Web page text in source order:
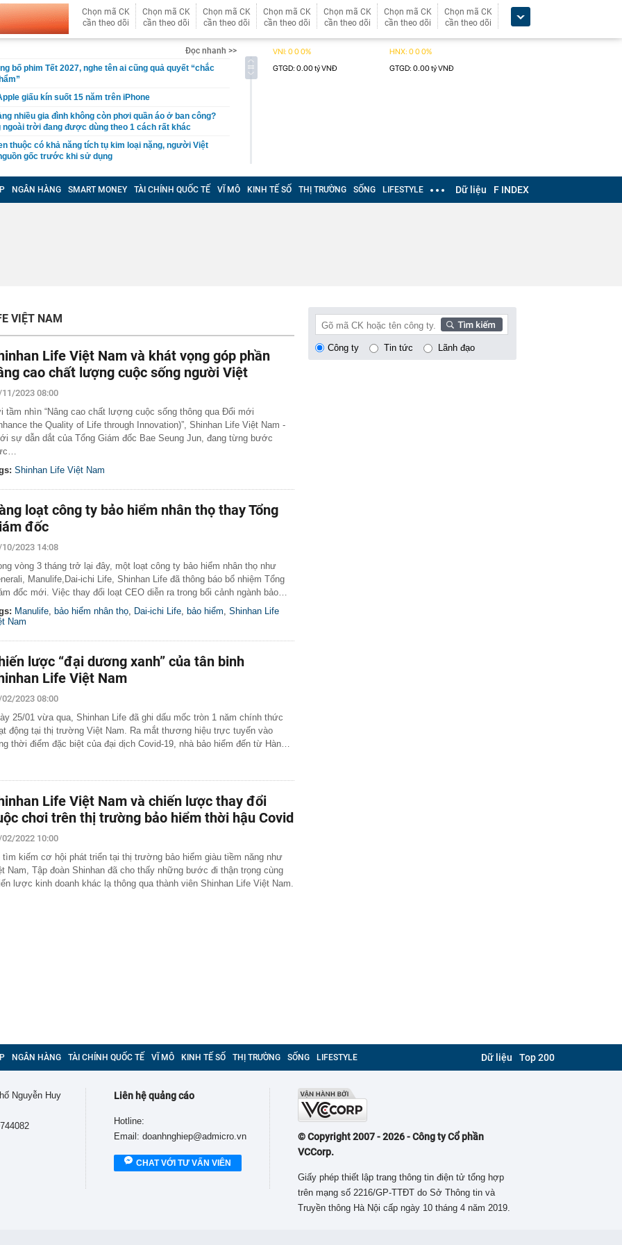
Chọn mã CK
cần theo dõi
Chọn mã CK
cần theo dõi
Chọn mã CK
cần theo dõi
Chọn mã CK
cần theo dõi
Chọn mã CK
cần theo dõi
Chọn mã CK
cần theo dõi
Chọn mã CK
cần theo dõi
Đọc nhanh >>
bố phim Tết 2027, nghe tên ai cũng quả quyết “chắc
giấu kín suốt 15 năm trên iPhone
nhiều gia đình không còn phơi quần áo ở ban công?
ngoài trời đang được dùng theo 1 cách rất khác
thuộc có khả năng tích tụ kim loại nặng, người Việt
gốc trước khi sử dụng
Lịch đi học trở lại của học sinh 34 tỉnh, thành phố sau kỳ
hầu như món nào cũng có hành lá?
"dính" gần 100 lần phạt nguội do chạy quá tốc độ quy
7/2026 vi phạm 21 lần
bực bội vì lộ tin về kho đạn dược Mỹ
Không khí tập thể dục sáng ở Việt Nam 'có tính gây
đợt nắng nóng mới, chấm dứt mưa dông
mà nấu dễ từ "vua của các loại rau", giàu axit folic gấp
nữ ăn đều sẽ tốt cho dạ dày và sống thọ
đen nhẻm chụp ảnh cùng Quế Ngọc Hải: Giờ thành
hô tên là cả nước mong có bàn thắng
kg vàng trị giá gần 311 tỷ đồng ngay trên một chiếc
Quốc
nổi tiếng sau một đêm
định giá đất, bất động sản có hạ nhiệt?
bố sẽ xây 10.000 trạm đổi pin ô tô điện vào năm
triệu xe mỗi ngày chỉ với 3 phút
NGÂN HÀNG SMART MONEY TÀI CHÍNH QUỐC TẾ VĨ MÔ KINH TẾ SỐ THỊ TRƯỜNG SỐNG LIFESTYLE Dữ liệu F INDEX
VIỆT NAM
Life Việt Nam và khát vọng góp phần
cao chất lượng cuộc sống người Việt
11/2023 08:00
tầm nhìn “Nâng cao chất lượng cuộc sống thông qua Đổi mới
the Quality of Life through Innovation)”, Shinhan Life Việt Nam -
sự dẫn dắt của Tổng Giám đốc Bae Seung Jun, đang từng bước
Shinhan Life Việt Nam
loạt công ty bảo hiểm nhân thọ thay Tổng
đốc
10/2023 14:08
vòng 3 tháng trở lại đây, một loạt công ty bảo hiểm nhân thọ như
Manulife,Dai-ichi Life, Shinhan Life đã thông báo bổ nhiệm Tổng
đốc mới. Việc thay đổi loạt CEO diễn ra trong bối cảnh ngành bảo…
Manulife, bảo hiểm nhân thọ, Dai-ichi Life, bảo hiểm, Shinhan Life
Nam
lược “đại dương xanh” của tân binh
Life Việt Nam
2023 08:00
25/01 vừa qua, Shinhan Life đã ghi dấu mốc tròn 1 năm chính thức
động tại thị trường Việt Nam. Ra mắt thương hiệu trực tuyến vào
thời điểm đặc biệt của đại dịch Covid-19, nhà bảo hiểm đến từ Hàn…
Life Việt Nam và chiến lược thay đổi
chơi trên thị trường bảo hiểm thời hậu Covid
2022 10:00
tìm kiếm cơ hội phát triển tại thị trường bảo hiểm giàu tiềm năng như
Nam, Tập đoàn Shinhan đã cho thấy những bước đi thận trọng cùng
lược kinh doanh khác lạ thông qua thành viên Shinhan Life Việt Nam.
Công ty Tin tức Lãnh đạo
NGÂN HÀNG TÀI CHÍNH QUỐC TẾ VĨ MÔ KINH TẾ SỐ THỊ TRƯỜNG SỐNG LIFESTYLE Dữ liệu Top 200
Nguyễn Huy
Liên hệ quảng cáo
Hotline:
Email: doanhnghiep@admicro.vn
CHAT VỚI TƯ VẤN VIÊN
© Copyright 2007 - 2026 - Công ty Cổ phần
VCCorp.
Giấy phép thiết lập trang thông tin điện tử tổng hợp
trên mạng số 2216/GP-TTĐT do Sở Thông tin và
Truyền thông Hà Nội cấp ngày 10 tháng 4 năm 2019.